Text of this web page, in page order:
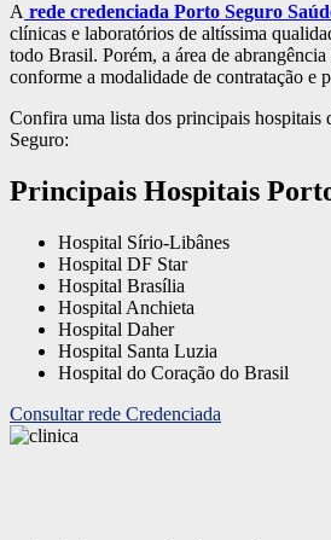
A rede credenciada Porto Seguro
clínicas e laboratórios de altíssima
todo Brasil. Porém, a área de
conforme a modalidade de contratação e
Confira uma lista dos principais hospitais
Seguro:
Principais Hospitais
Hospital Sírio-Libânes
Hospital DF Star
Hospital Brasília
Hospital Anchieta
Hospital Daher
Hospital Santa Luzia
Hospital do Coração do Brasil
Consultar rede Credenciada